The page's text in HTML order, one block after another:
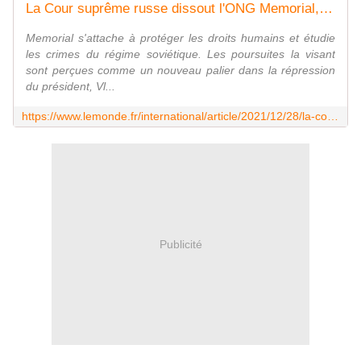
La Cour suprême russe dissout l'ONG Memorial, pilier de la défense des libertés dans le pays
Memorial s'attache à protéger les droits humains et étudie
les crimes du régime soviétique. Les poursuites la visant
sont perçues comme un nouveau palier dans la répression
du président, Vl...
Publicité